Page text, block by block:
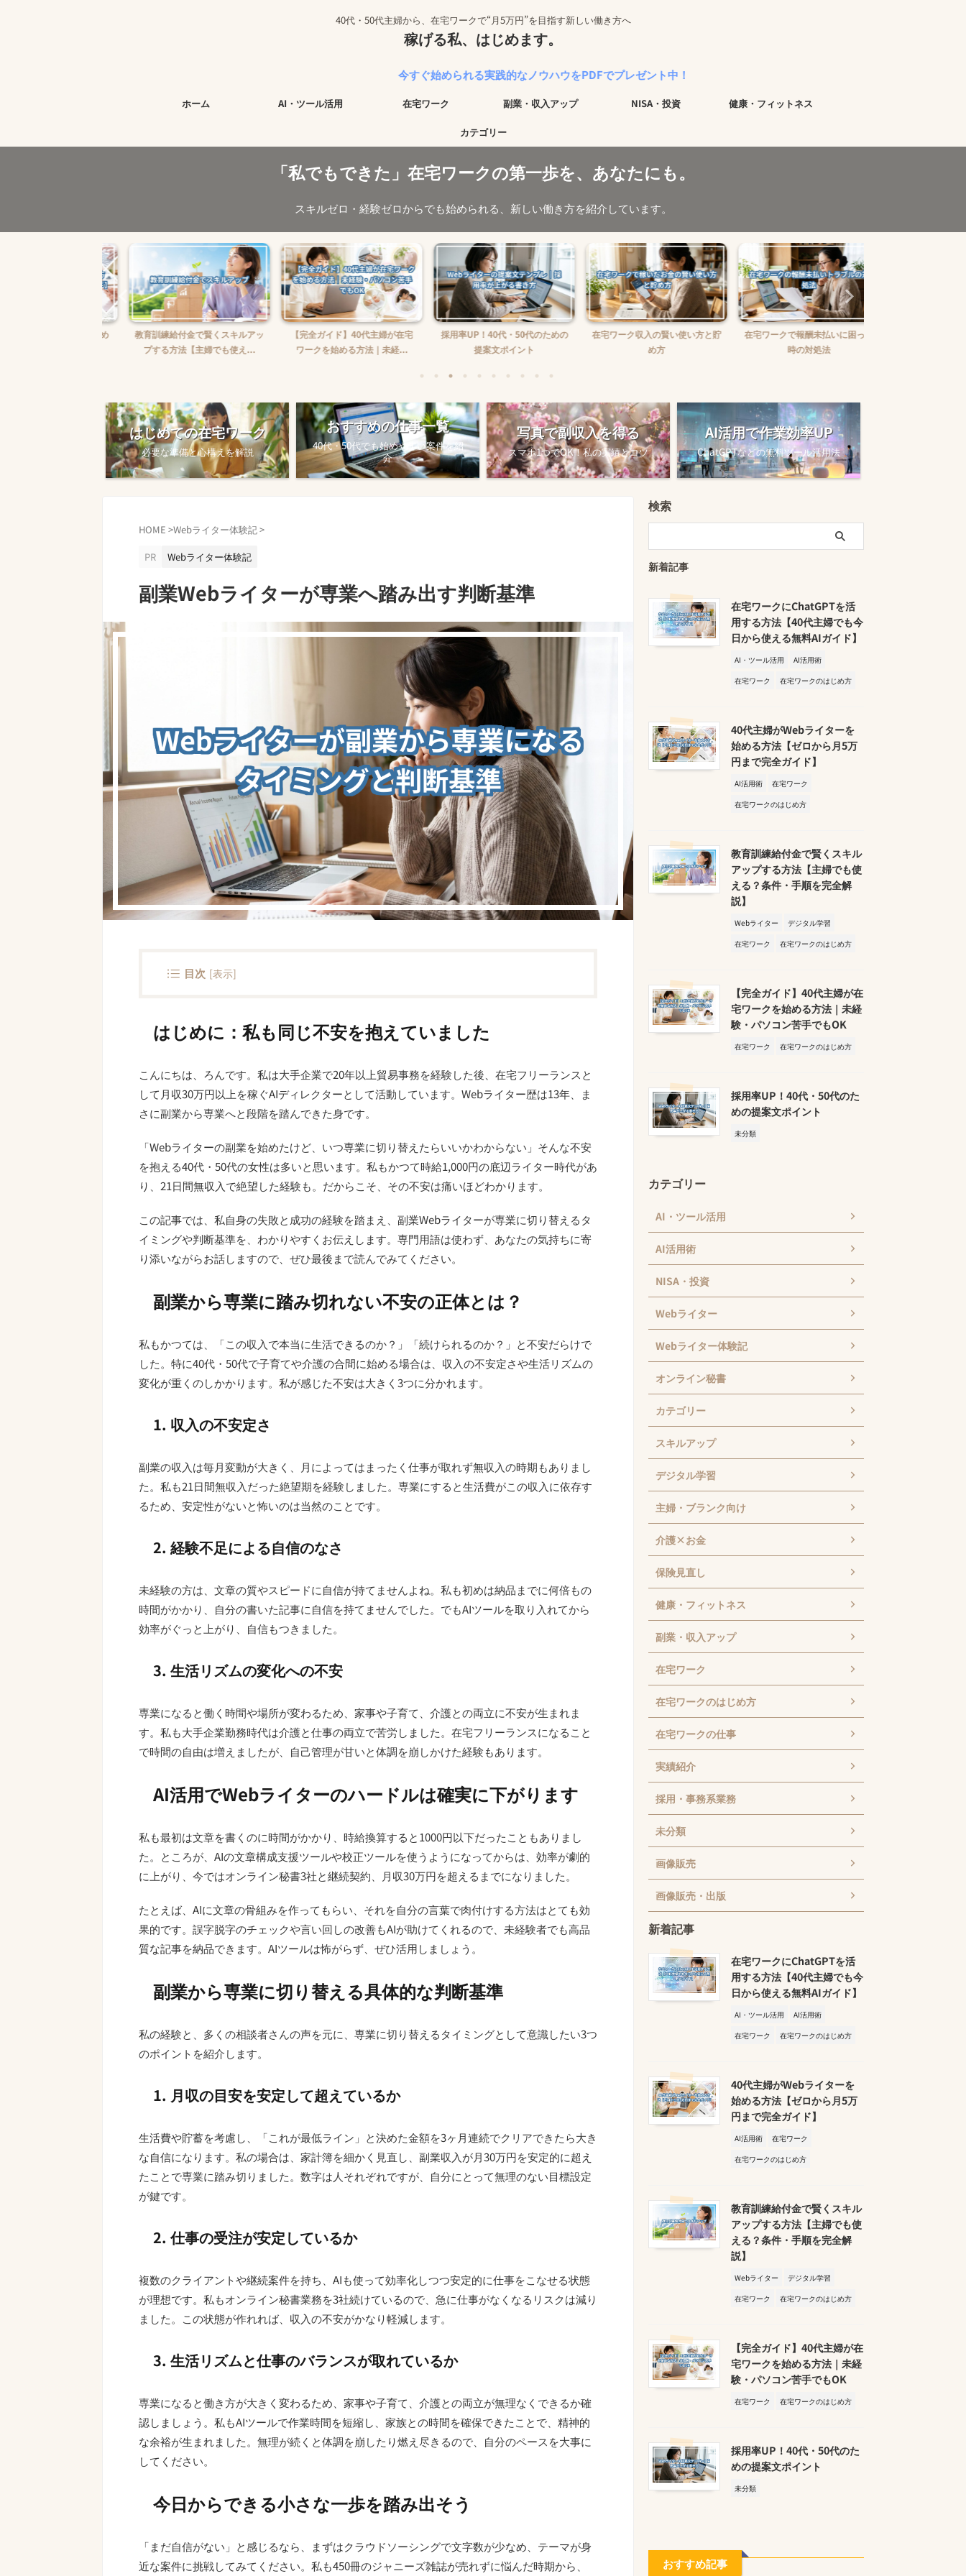
40代・50代主婦から、在宅ワークで“月5万円”を目指す新しい働き方へ
稼げる私、はじめます。
今すぐ始められる実践的なノウハウをPDFでプレゼント中！
ホーム AI・ツール活用 在宅ワーク 副業・収入アップ NISA・投資 健康・フィットネス
カテゴリー
「私でもできた」在宅ワークの第一歩を、あなたにも。
スキルゼロ・経験ゼロからでも始められる、新しい働き方を紹介しています。
教育訓練給付金で賢くスキルアッ
プする方法【主婦でも使え...
【完全ガイド】40代主婦が在宅
ワークを始める方法｜未経...
採用率UP！40代・50代のための
提案文ポイント
在宅ワーク収入の賢い使い方と貯
在宅ワークで報酬未払いに困った
時の対処法
はじめての在宅ワーク
必要な準備と心構えを解説
おすすめの仕事一覧
40代・50代でも始めやすい案件を紹
介
写真で副収入を得る
スマホ1つでOK！私の実績とコツ
AI活用で作業効率UP
ChatGPTなどの無料ツール活用法
HOME >Webライター体験記>
PR
Webライター体験記
副業Webライターが専業へ踏み出す判断基準
目次 [表示]
はじめに：私も同じ不安を抱えていました
こんにちは、ろんです。私は大手企業で20年以上貿易事務を経験した後、在宅フリーランスと
して月収30万円以上を稼ぐAIディレクターとして活動しています。Webライター歴は13年、ま
さに副業から専業へと段階を踏んできた身です。
「Webライターの副業を始めたけど、いつ専業に切り替えたらいいかわからない」そんな不安
を抱える40代・50代の女性は多いと思います。私もかつて時給1,000円の底辺ライター時代があ
り、21日間無収入で絶望した経験も。だからこそ、その不安は痛いほどわかります。
この記事では、私自身の失敗と成功の経験を踏まえ、副業Webライターが専業に切り替えるタ
イミングや判断基準を、わかりやすくお伝えします。専門用語は使わず、あなたの気持ちに寄
り添いながらお話しますので、ぜひ最後まで読んでみてください。
副業から専業に踏み切れない不安の正体とは？
私もかつては、「この収入で本当に生活できるのか？」「続けられるのか？」と不安だらけで
した。特に40代・50代で子育てや介護の合間に始める場合は、収入の不安定さや生活リズムの
変化が重くのしかかります。私が感じた不安は大きく3つに分かれます。
1. 収入の不安定さ
副業の収入は毎月変動が大きく、月によってはまったく仕事が取れず無収入の時期もありまし
た。私も21日間無収入だった絶望期を経験しました。専業にすると生活費がこの収入に依存す
るため、安定性がないと怖いのは当然のことです。
2. 経験不足による自信のなさ
未経験の方は、文章の質やスピードに自信が持てませんよね。私も初めは納品までに何倍もの
時間がかかり、自分の書いた記事に自信を持てませんでした。でもAIツールを取り入れてから
効率がぐっと上がり、自信もつきました。
3. 生活リズムの変化への不安
専業になると働く時間や場所が変わるため、家事や子育て、介護との両立に不安が生まれま
す。私も大手企業勤務時代は介護と仕事の両立で苦労しました。在宅フリーランスになること
で時間の自由は増えましたが、自己管理が甘いと体調を崩しかけた経験もあります。
AI活用でWebライターのハードルは確実に下がります
私も最初は文章を書くのに時間がかかり、時給換算すると1000円以下だったこともありまし
た。ところが、AIの文章構成支援ツールや校正ツールを使うようになってからは、効率が劇的
に上がり、今ではオンライン秘書3社と継続契約、月収30万円を超えるまでになりました。
たとえば、AIに文章の骨組みを作ってもらい、それを自分の言葉で肉付けする方法はとても効
果的です。誤字脱字のチェックや言い回しの改善もAIが助けてくれるので、未経験者でも高品
質な記事を納品できます。AIツールは怖がらず、ぜひ活用しましょう。
副業から専業に切り替える具体的な判断基準
私の経験と、多くの相談者さんの声を元に、専業に切り替えるタイミングとして意識したい3つ
のポイントを紹介します。
1. 月収の目安を安定して超えているか
生活費や貯蓄を考慮し、「これが最低ライン」と決めた金額を3ヶ月連続でクリアできたら大き
な自信になります。私の場合は、家計簿を細かく見直し、副業収入が月30万円を安定的に超え
たことで専業に踏み切りました。数字は人それぞれですが、自分にとって無理のない目標設定
が鍵です。
2. 仕事の受注が安定しているか
複数のクライアントや継続案件を持ち、AIも使って効率化しつつ安定的に仕事をこなせる状態
が理想です。私もオンライン秘書業務を3社続けているので、急に仕事がなくなるリスクは減り
ました。この状態が作れれば、収入の不安がかなり軽減します。
3. 生活リズムと仕事のバランスが取れているか
専業になると働き方が大きく変わるため、家事や子育て、介護との両立が無理なくできるか確
認しましょう。私もAIツールで作業時間を短縮し、家族との時間を確保できたことで、精神的
な余裕が生まれました。無理が続くと体調を崩したり燃え尽きるので、自分のペースを大事に
してください。
今日からできる小さな一歩を踏み出そう
「まだ自信がない」と感じるなら、まずはクラウドソーシングで文字数が少なめ、テーマが身
近な案件に挑戦してみてください。私も450冊のジャニーズ雑誌が売れずに悩んだ時期から、
検索
新着記事
在宅ワークにChatGPTを活
用する方法【40代主婦でも今
日から使える無料AIガイド】
AI・ツール活用
AI活用術
在宅ワーク
在宅ワークのはじめ方
40代主婦がWebライターを
始める方法【ゼロから月5万
円まで完全ガイド】
AI活用術
在宅ワーク
在宅ワークのはじめ方
教育訓練給付金で賢くスキル
アップする方法【主婦でも使
える？条件・手順を完全解
説】
Webライター
デジタル学習
在宅ワーク
在宅ワークのはじめ方
【完全ガイド】40代主婦が在
宅ワークを始める方法｜未経
験・パソコン苦手でもOK
在宅ワーク 在宅ワークのはじめ方
採用率UP！40代・50代のた
めの提案文ポイント
未分類
カテゴリー
AI・ツール活用
AI活用術
NISA・投資
Webライター
Webライター体験記
オンライン秘書
カテゴリー
スキルアップ
デジタル学習
主婦・ブランク向け
介護×お金
保険見直し
健康・フィットネス
副業・収入アップ
在宅ワーク
在宅ワークのはじめ方
在宅ワークの仕事
実績紹介
採用・事務系業務
未分類
画像販売
画像販売・出版
新着記事
在宅ワークにChatGPTを活
用する方法【40代主婦でも今
日から使える無料AIガイド】
AI・ツール活用
AI活用術
在宅ワーク
在宅ワークのはじめ方
40代主婦がWebライターを
始める方法【ゼロから月5万
円まで完全ガイド】
AI活用術
在宅ワーク
在宅ワークのはじめ方
教育訓練給付金で賢くスキル
アップする方法【主婦でも使
える？条件・手順を完全解
説】
Webライター
デジタル学習
在宅ワーク
在宅ワークのはじめ方
【完全ガイド】40代主婦が在
宅ワークを始める方法｜未経
験・パソコン苦手でもOK
在宅ワーク 在宅ワークのはじめ方
採用率UP！40代・50代のた
めの提案文ポイント
未分類
おすすめ記事